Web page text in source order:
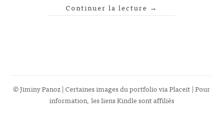
Continuer la lecture →
© Jiminy Panoz | Certaines images du portfolio viaPlaceit| Pour
information, les liens Kindle sont affiliés